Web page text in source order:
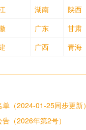
湖南 陕西
广东 甘肃
广西 青海
（2024-01-25同步更新）
（2026年第2号）